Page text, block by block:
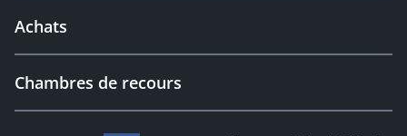
Achats
Chambres de recours